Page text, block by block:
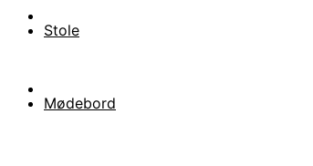
Stole
Mødebord